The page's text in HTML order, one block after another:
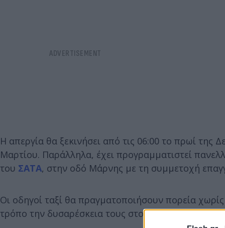
Η απεργία θα ξεκινήσει από τις 06:00 το πρωί της
Μαρτίου. Παράλληλα, έχει προγραμματιστεί
του ΣΑΤΑ, στην οδό Μάρνης με τη συμμετοχή
Οι οδηγοί ταξί θα πραγματοποιήσουν πορεία
τρόπο την δυσαρέσκεια τους στο νομοσχέδιο